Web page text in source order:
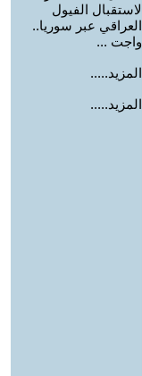
لاستقبال الفيول
العراقي عبر سوريا..
واجت ...
المزيد.....
المزيد.....